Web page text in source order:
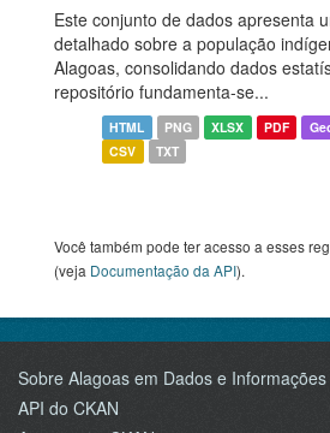
Este conjunto de dados apresenta
detalhado sobre a população
Alagoas, consolidando dados
repositório fundamenta-se...
HTML PNG XLSX PDF
CSV
TXT
Você também pode ter acesso a esses
(veja Documentação da API).
Sobre Alagoas em Dados e Informações
API do CKAN